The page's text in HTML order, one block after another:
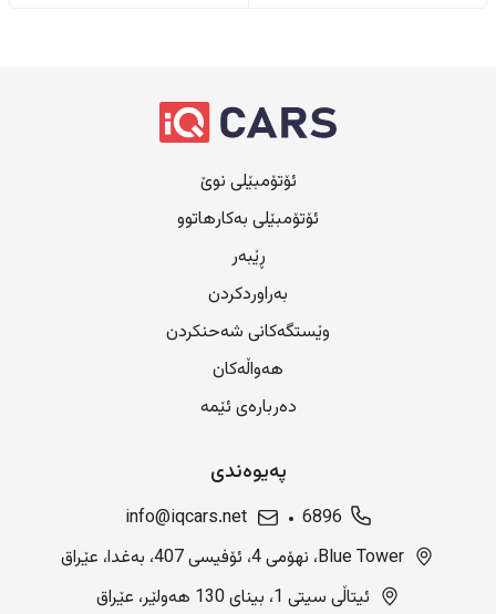
ئۆتۆمبێلی نوێ
ئۆتۆمبێلی بەکارهاتوو
ڕێبەر
بەراوردکردن
وێستگەکانی شەحنکردن
هەواڵەکان
دەربارەی ئێمە
پەیوەندی
6896
info@iqcars.net
Blue Tower، نهۆمی 4، ئۆفیسی 407، بەغدا، عێراق
ئیتاڵی سیتی 1، بینای 130 هەولێر، عێراق